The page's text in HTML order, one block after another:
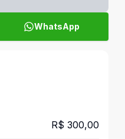
WhatsApp
R$ 300,00